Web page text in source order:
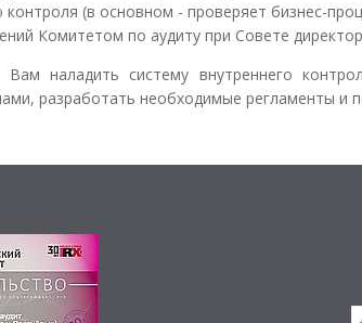
(в основном - проверяет бизнес-
Комитетом по аудиту при Совете
наладить систему внутреннего
разработать необходимые регламенты и